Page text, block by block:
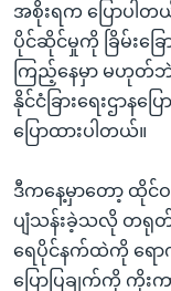
အစိုးရက ပြောပါ
ပိုင်ဆိုင်မှုကို ခြိမ်းခ
ကြည့်နေမှာ မဟု
နိုင်ငံခြားရေးဌာနပ
ပြောထားပါတယ်။
ဒီကနေ့မှာတော့ ထို
ပျံသန်းခဲ့သလို တရု
ရေပိုင်နက်ထဲကို ရေ
ပြောပြချက်ကို ကိုးက